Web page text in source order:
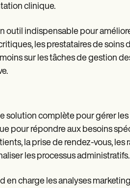
clinique.
outil indispensable pour
les prestataires de
sur les tâches de gestion
solution complète pour gérer
pour répondre aux besoins
la prise de rendez-vous,
les processus administratifs.
en charge les analyses